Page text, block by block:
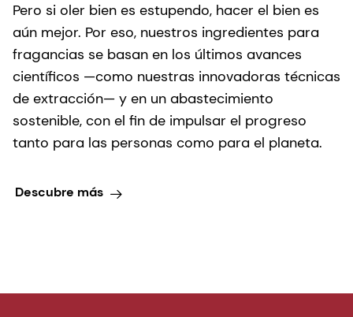
Pero si oler bien es estupendo, hacer el bien es
aún mejor. Por eso, nuestros ingredientes para
fragancias se basan en los últimos avances
científicos —como nuestras innovadoras técnicas
de extracción— y en un abastecimiento
sostenible, con el fin de impulsar el progreso
tanto para las personas como para el planeta.
Descubre más